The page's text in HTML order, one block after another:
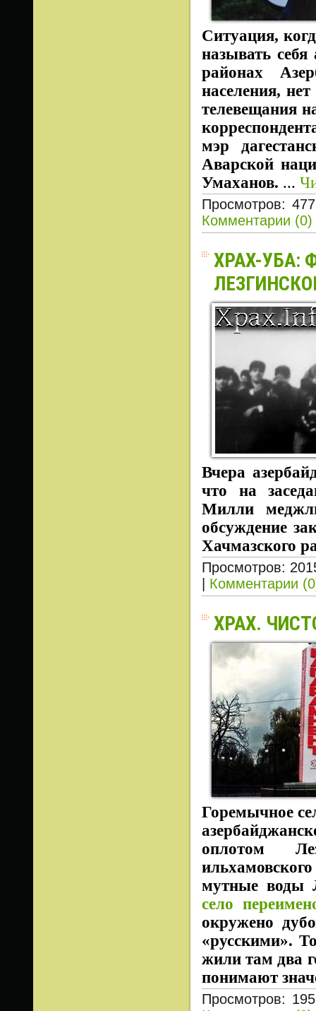
Ситуация,
называть
районах
населения,
телевещания
мэр
Аварской
Умаханов. ...
Просмотров:
Комментарии (0)
ХРАХ-УБА:
Вчера
что на
Милли
обсуждение
Хачмазского
Просмотров:
Комментарии
ХРАХ.
Горемычное
оплотом
мутные воды
село
окружено
«русскими».
жили там два
понимают
Просмотров: